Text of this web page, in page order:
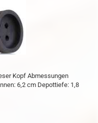
Kopf Abmessungen
6,2 cm Depottiefe: 1,8